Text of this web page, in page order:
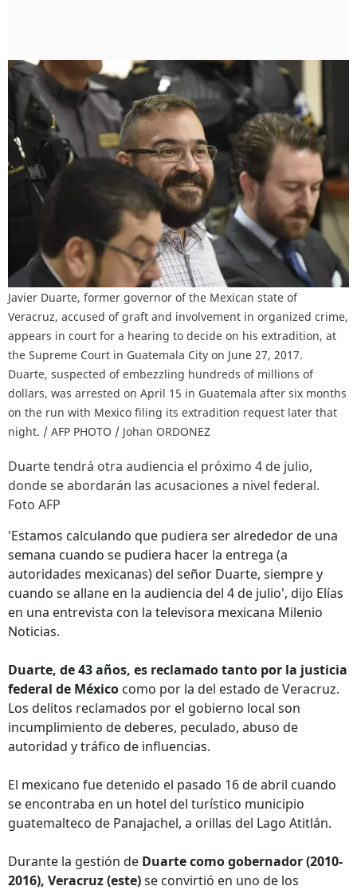
Javier Duarte, former governor of the Mexican state of
Veracruz, accused of graft and involvement in organized crime,
appears in court for a hearing to decide on his extradition, at
the Supreme Court in Guatemala City on June 27, 2017.
Duarte, suspected of embezzling hundreds of millions of
dollars, was arrested on April 15 in Guatemala after six months
on the run with Mexico filing its extradition request later that
night. / AFP PHOTO / Johan ORDONEZ
Duarte tendrá otra audiencia el próximo 4 de julio,
donde se abordarán las acusaciones a nivel federal.
Foto AFP
'Estamos calculando que pudiera ser alrededor de una
semana cuando se pudiera hacer la entrega (a
autoridades mexicanas) del señor Duarte, siempre y
cuando se allane en la audiencia del 4 de julio', dijo Elías
en una entrevista con la televisora mexicana Milenio
Noticias.
Duarte, de 43 años, es reclamado tanto por la justicia
federal de México como por la del estado de Veracruz.
Los delitos reclamados por el gobierno local son
incumplimiento de deberes, peculado, abuso de
autoridad y tráfico de influencias.
El mexicano fue detenido el pasado 16 de abril cuando
se encontraba en un hotel del turístico municipio
guatemalteco de Panajachel, a orillas del Lago Atitlán.
Durante la gestión de Duarte como gobernador (2010-
2016), Veracruz (este)se convirtió en uno de los